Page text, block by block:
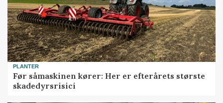
PLANTER
Før såmaskinen kører: Her er efterårets største
skadedyrsrisici